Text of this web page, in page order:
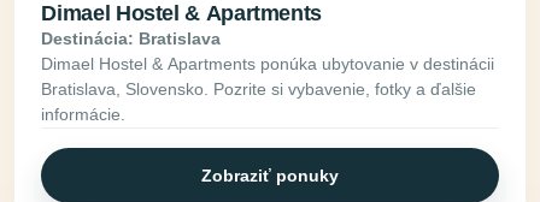
Dimael Hostel & Apartments
Destinácia: Bratislava
Dimael Hostel & Apartments ponúka ubytovanie v destinácii
Bratislava, Slovensko. Pozrite si vybavenie, fotky a ďalšie
informácie.
Zobraziť ponuky